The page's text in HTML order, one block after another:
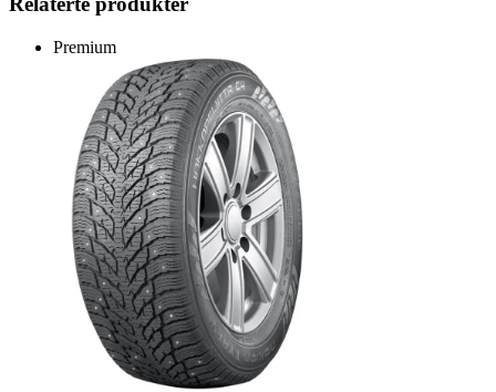
Premium